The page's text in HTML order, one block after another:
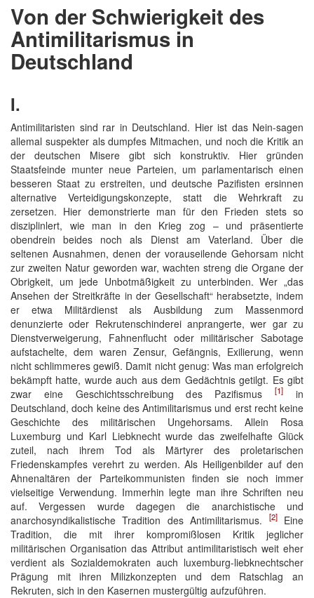
Von der Schwierigkeit des
Antimilitarismus in
Deutschland
I.
Antimilitaristen sind rar in Deutschland. Hier ist das Nein-sagen
allemal suspekter als dumpfes Mitmachen, und noch die Kritik an
der deutschen Misere gibt sich konstruktiv. Hier gründen
Staatsfeinde munter neue Parteien, um parlamentarisch einen
besseren Staat zu erstreiten, und deutsche Pazifisten ersinnen
alternative Verteidigungskonzepte, statt die Wehrkraft zu
zersetzen. Hier demonstrierte man für den Frieden stets so
disziplinlert, wie man in den Krieg zog – und präsentierte
obendrein beides noch als Dienst am Vaterland. Über die
seltenen Ausnahmen, denen der vorauseilende Gehorsam nicht
zur zweiten Natur geworden war, wachten streng die Organe der
Obrigkeit, um jede Unbotmäßigkeit zu unterbinden. Wer „das
Ansehen der Streitkräfte in der Gesellschaft“ herabsetzte, indem
er etwa Militärdienst als Ausbildung zum Massenmord
denunzierte oder Rekrutenschinderei anprangerte, wer gar zu
Dienstverweigerung, Fahnenflucht oder militärischer Sabotage
aufstachelte, dem waren Zensur, Gefängnis, Exilierung, wenn
nicht schlimmeres gewiß. Damit nicht genug: Was man erfolgreich
bekämpft hatte, wurde auch aus dem Gedächtnis getilgt. Es gibt
zwar eine Geschichtsschreibung des Pazifismus[1]
in
Deutschland, doch keine des Antimilitarismus und erst recht keine
Geschichte des militärischen Ungehorsams. Allein Rosa
Luxemburg und Karl Liebknecht wurde das zweifelhafte Glück
zuteil, nach ihrem Tod als Märtyrer des proletarischen
Friedenskampfes verehrt zu werden. Als Heiligenbilder auf den
Ahnenaltären der Parteikommunisten finden sie noch immer
vielseitige Verwendung. Immerhin legte man ihre Schriften neu
auf. Vergessen wurde dagegen die anarchistische und
anarchosyndikalistische Tradition des Antimilitarismus.
[2]Eine
Tradition, die mit ihrer kompromißlosen Kritik jeglicher
militärischen Organisation das Attribut antimilitaristisch weit eher
verdient als Sozialdemokraten auch luxemburg-liebknechtscher
Prägung mit ihren Milizkonzepten und dem Ratschlag an
Rekruten, sich in den Kasernen mustergültig aufzuführen.